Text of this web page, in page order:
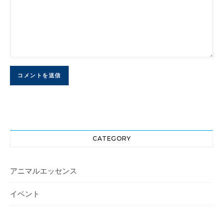
CATEGORY
アニマルエッセンス
イベント